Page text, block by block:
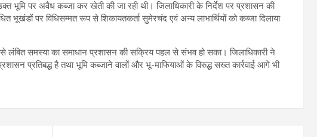
भूमि पर अवैध कब्जा कर खेती की जा रही थी। जिलाधिकारी के निर्देश पर प्रशासन की
पर विधिसम्मत रूप से शिकायतकर्ता सुमेरचंद एवं अन्य लाभार्थियों को कब्जा दिलाया
से लंबित समस्या का समाधान प्रशासन की सक्रिय पहल से संभव हो सका। जिलाधिकारी ने
प्रतिबद्ध है तथा भूमि कब्जाने वालों और भू-माफियाओं के विरुद्ध सख्त कार्रवाई आगे भी